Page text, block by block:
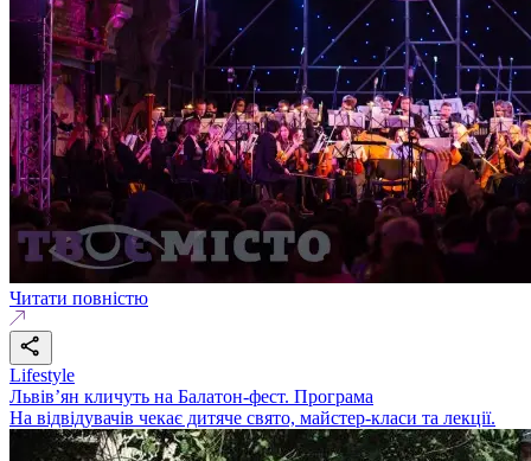
Читати повністю
Lifestyle
Львів’ян кличуть на Балатон-фест. Програма
На відвідувачів чекає дитяче свято, майстер-класи та лекції.